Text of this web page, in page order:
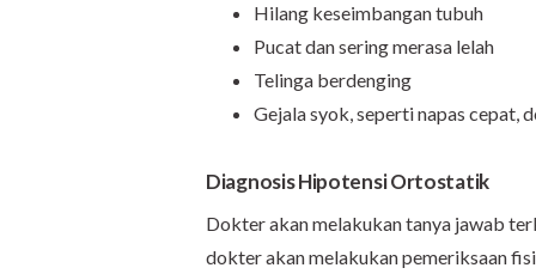
Hilang keseimbangan tubuh
Pucat dan sering merasa lelah
Telinga berdenging
Gejala syok, seperti napas cepat,
Diagnosis Hipotensi Ortostatik
Dokter akan melakukan tanya jawab
dokter akan melakukan pemeriksaan